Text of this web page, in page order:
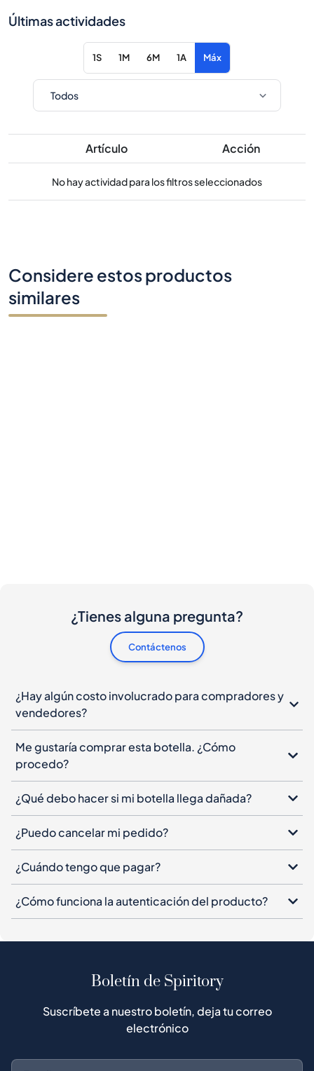
Últimas actividades
1S 1M 6M 1A Máx
Artículo Acción
No hay actividad para los filtros seleccionados
Considere estos productos
similares
¿Tienes alguna pregunta?
Contáctenos
¿Hay algún costo involucrado para compradores y
vendedores?
Me gustaría comprar esta botella. ¿Cómo
procedo?
¿Qué debo hacer si mi botella llega dañada?
¿Puedo cancelar mi pedido?
¿Cuándo tengo que pagar?
¿Cómo funciona la autenticación del producto?
Boletín de Spiritory
Suscríbete a nuestro boletín, deja tu correo
electrónico